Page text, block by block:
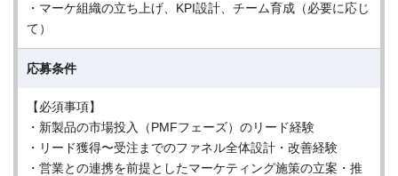
・マーケ組織の立ち上げ、KPI設計、チーム育成（必要に応じ
て）
応募条件
【必須事項】
・新製品の市場投入（PMFフェーズ）のリード経験
・リード獲得〜受注までのファネル全体設計・改善経験
・営業との連携を前提としたマーケティング施策の立案・推